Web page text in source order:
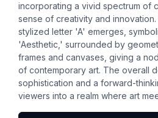
incorporating a vivid spectrum of
sense of creativity and innovation.
stylized letter 'A' emerges,
'Aesthetic,' surrounded by
frames and canvases, giving a
of contemporary art. The overall
sophistication and a forward-
viewers into a realm where art